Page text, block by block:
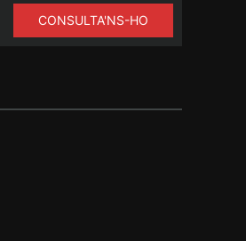
CONSULTA'NS-HO